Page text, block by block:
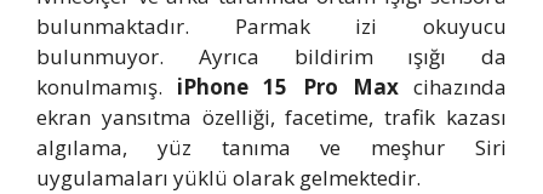
bulunmaktadır. Parmak izi okuyucu
bulunmuyor. Ayrıca bildirim ışığı da
konulmamış. iPhone 15 Pro Maxcihazında
ekran yansıtma özelliği, facetime, trafik kazası
algılama, yüz tanıma ve meşhur Siri
uygulamaları yüklü olarak gelmektedir.